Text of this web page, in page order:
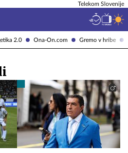
2.0 Ona-On.com Gremo v hribe
Telekom Slovenije